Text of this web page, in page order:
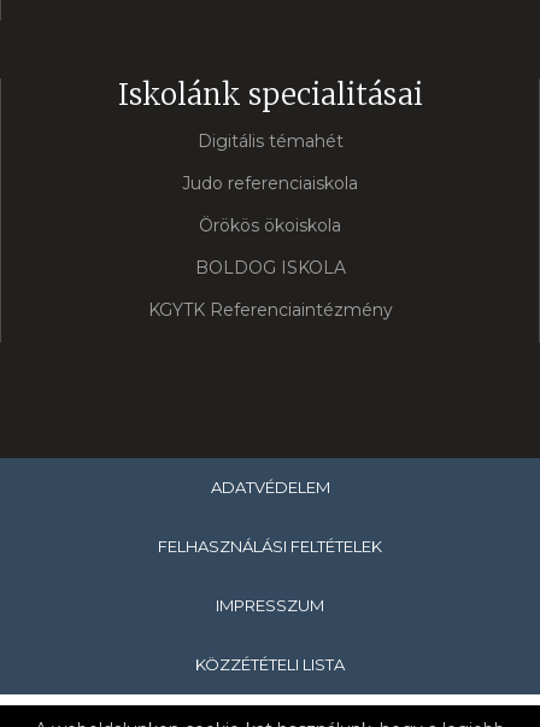
Iskolánk specialitásai
Digitális témahét
Judo referenciaiskola
Örökös ökoiskola
BOLDOG ISKOLA
KGYTK Referenciaintézmény
ADATVÉDELEM
FELHASZNÁLÁSI FELTÉTELEK
IMPRESSZUM
KÖZZÉTÉTELI LISTA